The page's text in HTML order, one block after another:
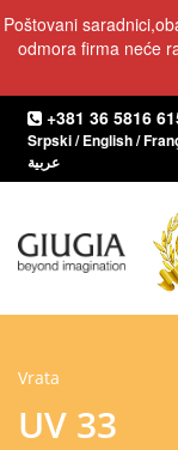
Poštovani
odmora firma neće
+381 36 5816
Srpski/English/
عربية
Vrata
UV 33